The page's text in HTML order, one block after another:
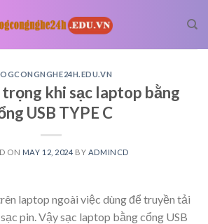
trọng khi sạc laptop bằng
USB TYPE C
ON MAY 12, 2024 BY ADMINCD
laptop ngoài việc dùng để truyền tải
pin. Vậy sạc laptop bằng cổng USB